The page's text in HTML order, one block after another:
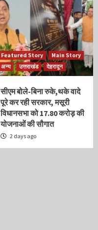
Featured Story
Main Story
अन्य
उत्तराखंड देहरादून
सीएम बोले-बिना रुके,थके वादे
पूरे कर रही सरकार, मसूरी
विधानसभा को 17.80 करोड़ की
योजनाओं की सौगात
2 days ago